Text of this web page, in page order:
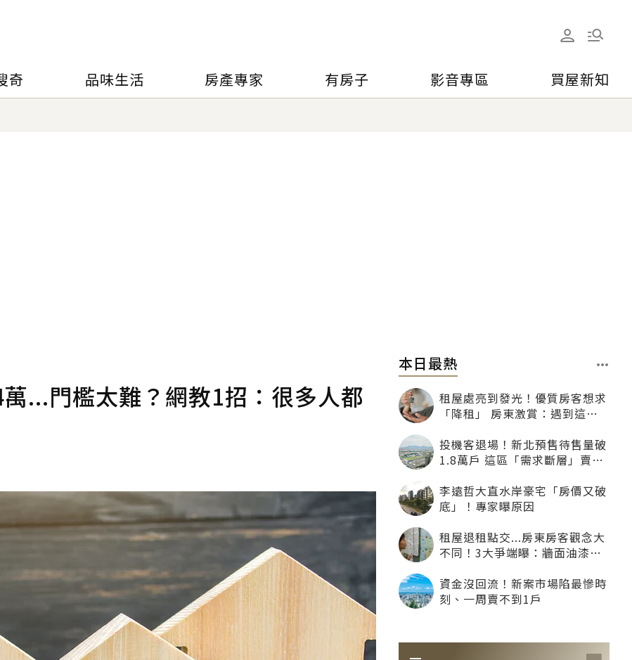
奇 品味生活 房產專家 有房子 影音專區 買屋新知
...門檻太難？網教1招：很多人都
本日最熱
租屋處亮到發光！優質房客想求
「降租」 房東激賞：遇到這種
投機客退場！新北預售待售量破
1.8萬戶 這區「需求斷層」賣壓
李遠哲大直水岸豪宅「房價又破
底」！專家曝原因
租屋退租點交...房東房客觀念大
不同！3大爭端曝：牆面油漆、
資金沒回流！新案市場陷最慘時
刻、一周賣不到1戶